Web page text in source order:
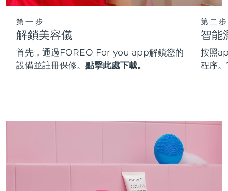
第一步
解鎖美容儀
首先，通過FOREO For you app解鎖您的
設備並註冊保修。點擊此處下載。
第二步
智能
按照
程序